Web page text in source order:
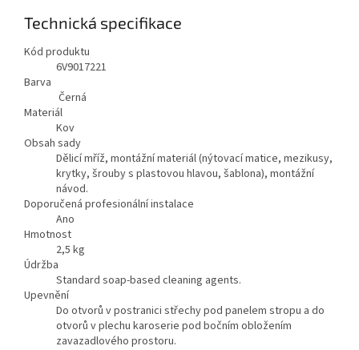
Technická specifikace
Kód produktu
6V9017221
Barva
Černá
Materiál
Kov
Obsah sady
Dělicí mříž, montážní materiál (nýtovací matice, mezikusy,
krytky, šrouby s plastovou hlavou, šablona), montážní
návod.
Doporučená profesionální instalace
Ano
Hmotnost
2,5 kg
Údržba
Standard soap-based cleaning agents.
Upevnění
Do otvorů v postranici střechy pod panelem stropu a do
otvorů v plechu karoserie pod bočním obložením
zavazadlového prostoru.